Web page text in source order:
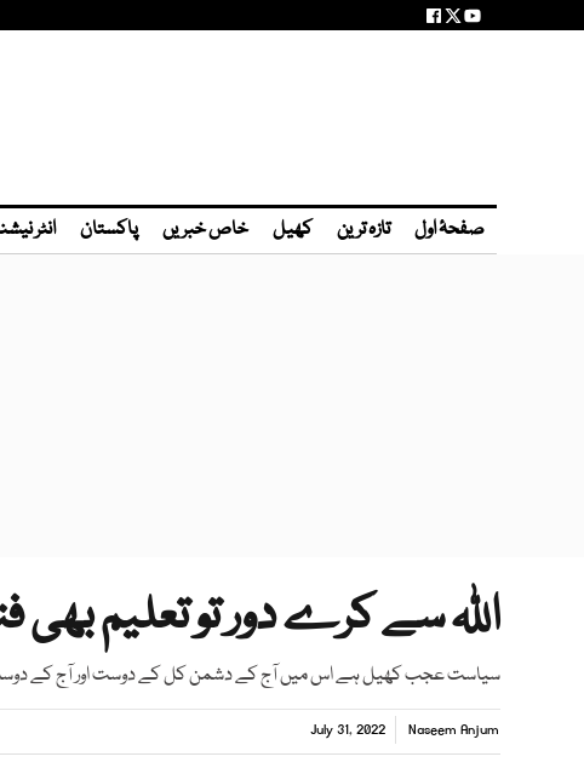
صفحۂ اول تازہ ترین کھیل خاص خبریں پاکستان انٹر
اللہ سے کرے دور تو تعلیم بھی
سیاست عجب کھیل ہے اس میں آج کے دشمن کل کے دوست اور آج کے
Naseem Anjum
July 31, 2022